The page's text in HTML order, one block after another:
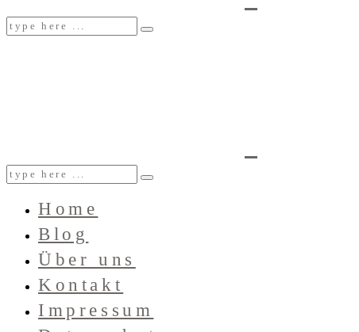
Home
Blog
Über uns
Kontakt
Impressum